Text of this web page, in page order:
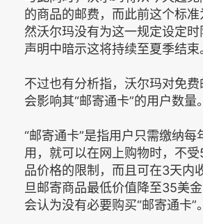
的商品的邮费，而此前这个标
然沃尔玛没有为这一规定设定
声明中暗示这将持续至夏季结束
不过也有分析指，沃尔玛对免
会影响其“邮寄通卡”的用户数量。
“邮寄通卡”是指用户只需缴纳每
用，就可以在网上购物时，不
品价格的限制，而且可在3天内
旦邮寄商品最低价值降至35美
会认为没有必要购买“邮寄通卡”。